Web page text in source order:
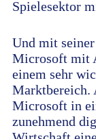
Spielesektor
Und mit
Microsoft mit
einem sehr
Marktbereich.
Microsoft in
zunehmend